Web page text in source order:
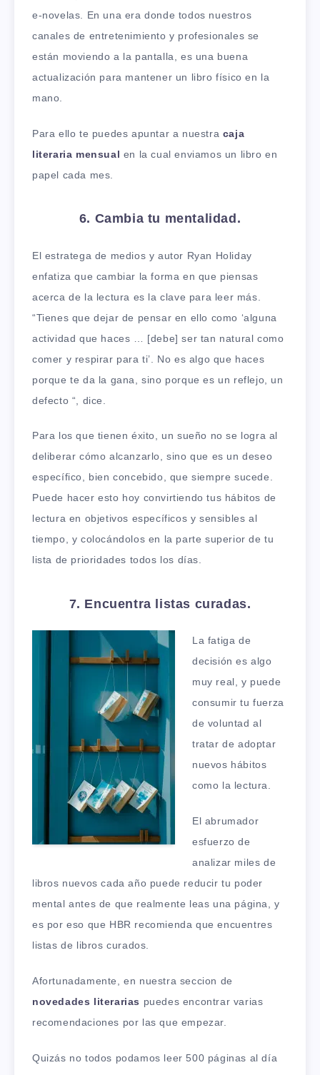
e-novelas. En una era donde todos nuestros
canales de entretenimiento y profesionales se
están moviendo a la pantalla, es una buena
actualización para mantener un libro físico en la
mano.
Para ello te puedes apuntar a nuestra caja
literaria mensual en la cual enviamos un libro en
papel cada mes.
6. Cambia tu mentalidad.
El estratega de medios y autor Ryan Holiday
enfatiza que cambiar la forma en que piensas
acerca de la lectura es la clave para leer más.
“Tienes que dejar de pensar en ello como ‘alguna
actividad que haces … [debe] ser tan natural como
comer y respirar para ti’. No es algo que haces
porque te da la gana, sino porque es un reflejo, un
defecto “, dice.
Para los que tienen éxito, un sueño no se logra al
deliberar cómo alcanzarlo, sino que es un deseo
específico, bien concebido, que siempre sucede.
Puede hacer esto hoy convirtiendo tus hábitos de
lectura en objetivos específicos y sensibles al
tiempo, y colocándolos en la parte superior de tu
lista de prioridades todos los días.
7. Encuentra listas curadas.
La fatiga de
decisión es algo
muy real, y puede
consumir tu fuerza
de voluntad al
tratar de adoptar
nuevos hábitos
como la lectura.
El abrumador
esfuerzo de
analizar miles de
libros nuevos cada año puede reducir tu poder
mental antes de que realmente leas una página, y
es por eso que HBR recomienda que encuentres
listas de libros curados.
Afortunadamente, en nuestra seccion de
novedades literarias puedes encontrar varias
recomendaciones por las que empezar.
Quizás no todos podamos leer 500 páginas al día